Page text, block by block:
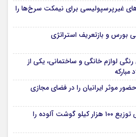
غیرپرسپولیسی برای نیمکت سرخ‌ها را
بورس و بازتعریف استراتژی
لوازم خانگی و ساختمانی، یکی از
حضور موثر ایرانیان را در فضای مجازی
اختصاصی/ دامپزشکی توزیع ۱۰۰ هزار کیلو گوشت آلوده را